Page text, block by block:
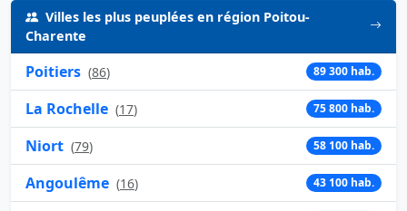
Villes les plus peuplées en région Poitou-
Charente
Poitiers (86) 89 300 hab.
La Rochelle (17) 75 800 hab.
Niort (79) 58 100 hab.
Angoulême (16) 43 100 hab.